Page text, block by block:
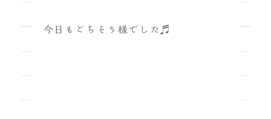
今日もごちそう様でした♬